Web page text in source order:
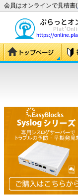
会員はオンラインで見積書(